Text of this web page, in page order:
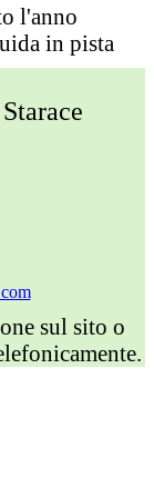
l'anno
in pista
sul sito o